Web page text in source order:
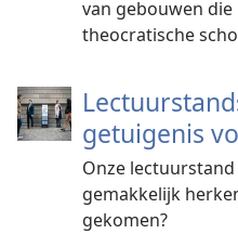
van gebouwen
theocratische
getuigenis
Onze
gemakkelijk
gekomen?